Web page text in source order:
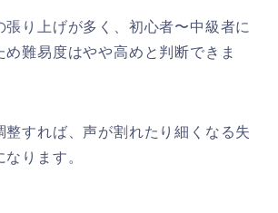
張り上げが多く、初心者〜中級者に
め難易度はやや高めと判断できま
整すれば、声が割れたり細くなる失
ります。